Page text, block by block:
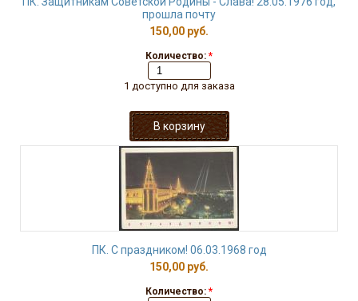
прошла почту
150,00 руб.
Количество: *
1 доступно для заказа
ПК. С праздником! 06.03.1968 год
150,00 руб.
Количество: *